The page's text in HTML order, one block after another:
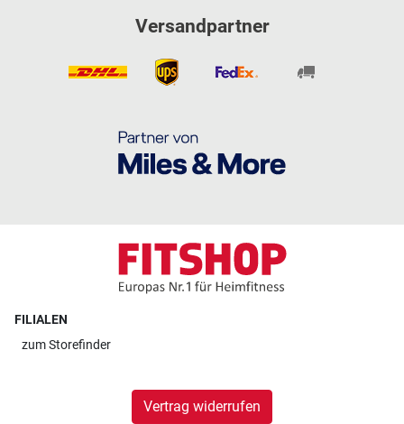
Versandpartner
FILIALEN
zumStorefinder
Vertrag widerrufen